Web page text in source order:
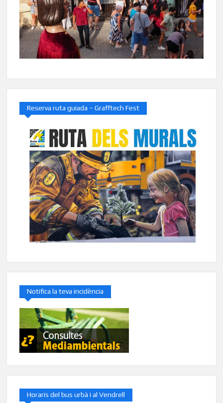
Reserva ruta guiada – Grafftech Fest
Notifica la teva incidència
Horaris del bus urbà i al Vendrell